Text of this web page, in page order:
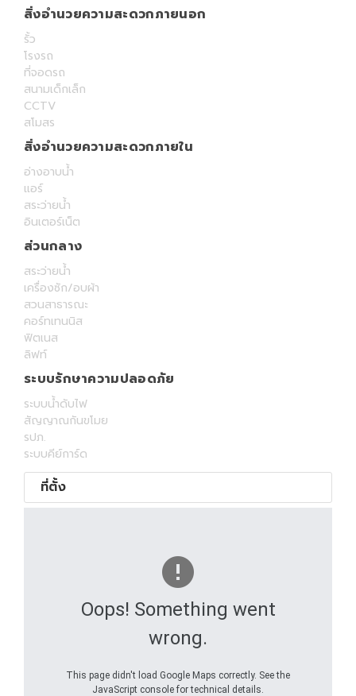
สิ่งอำนวยความสะดวกภายนอก
รั้ว
โรงรถ
ที่จอดรถ
สนามเด็กเล็ก
CCTV
สโมสร
สิ่งอำนวยความสะดวกภายใน
อ่างอาบน้ำ
แอร์
สระว่ายน้ำ
อินเตอร์เน็ต
ส่วนกลาง
สระว่ายน้ำ
เครื่องซัก/อบผ้า
สวนสาธารณะ
คอร์ทเทนนิส
ฟิตเนส
ลิฟท์
ระบบรักษาความปลอดภัย
ระบบน้ำดับไฟ
สัญญาณกันขโมย
รปภ.
ระบบคีย์การ์ด
ที่ตั้ง
Oops! Something went
wrong.
This page didn't load Google Maps correctly. See the
JavaScript console for technical details.